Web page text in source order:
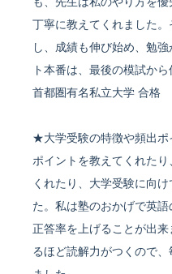
丁寧に教えてくれました
し、成績も伸び始め、勉
ト本番は、最後の模試か
首都圏有名私立大学 合格
★大学受験の特徴や頻出ポ
ポイントを教えてくれた
くれたり、大学受験に向
た。私は塾のおかげで英
正答率を上げることが出
るほど読解力がつくので